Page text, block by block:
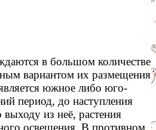
в большом количестве
вариантом их размещения
южное либо юго-
период, до наступления
из неё, растения
освещения. В противном